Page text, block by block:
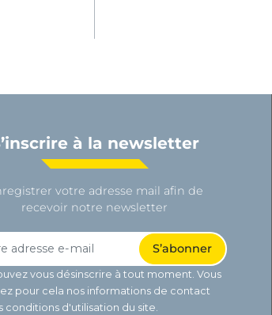
à la newsletter
votre adresse mail afin de
recevoir notre newsletter
vous désinscrire à tout moment. Vous
pour cela nos informations de contact
conditions d'utilisation du site.